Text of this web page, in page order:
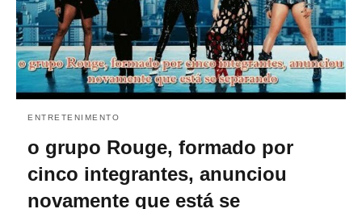
ENTRETENIMENTO
o grupo Rouge, formado por
cinco integrantes, anunciou
novamente que está se